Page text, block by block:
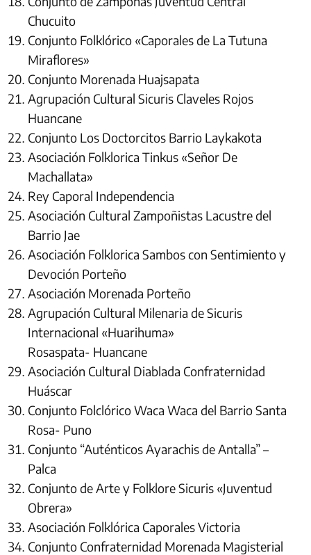
Chucuito
Conjunto Folklórico «Caporales de La Tutuna
Miraflores»
Conjunto Morenada Huajsapata
Agrupación Cultural Sicuris Claveles Rojos
Huancane
Conjunto Los Doctorcitos Barrio Laykakota
Asociación Folklorica Tinkus «Señor De
Machallata»
Rey Caporal Independencia
Asociación Cultural Zampoñistas Lacustre del
Barrio Jae
Asociación Folklorica Sambos con Sentimiento y
Devoción Porteño
Asociación Morenada Porteño
Agrupación Cultural Milenaria de Sicuris
Internacional «Huarihuma»
Rosaspata- Huancane
Asociación Cultural Diablada Confraternidad
Huáscar
Conjunto Folclórico Waca Waca del Barrio Santa
Rosa- Puno
Conjunto “Auténticos Ayarachis de Antalla” –
Palca
Conjunto de Arte y Folklore Sicuris «Juventud
Obrera»
Asociación Folklórica Caporales Victoria
Conjunto Confraternidad Morenada Magisterial